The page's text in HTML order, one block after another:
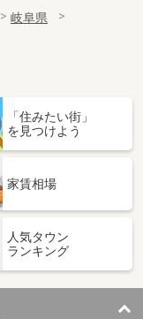
岐阜県
「住みたい街」
を見つけよう
家賃相場
人気タウン
ランキング